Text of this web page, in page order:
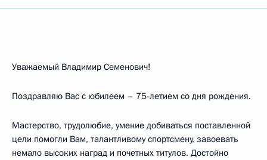
Уважаемый Владимир Семенович!
Поздравляю Вас с юбилеем – 75-летием со дня рождения.
Мастерство, трудолюбие, умение добиваться поставленной
цели помогли Вам, талантливому спортсмену, завоевать
немало высоких наград и почетных титулов. Достойно